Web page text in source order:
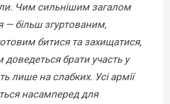
Чим сильнішим загалом
— більш згуртованим,
битися та захищатися,
брати участь у
лише на слабких. Усі армії
насамперед для